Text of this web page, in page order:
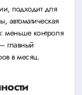
подходит для
автоматическая
меньше контроля
главный
в месяц.